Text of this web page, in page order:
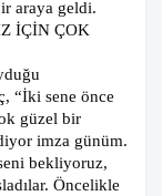
araya geldi.
İÇİN ÇOK
“İki sene önce
güzel bir
imza günüm.
bekliyoruz,
Öncelikle